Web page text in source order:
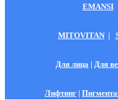
EMANSI
MITOVITAN |
Для лица | Для
Лифтинг |